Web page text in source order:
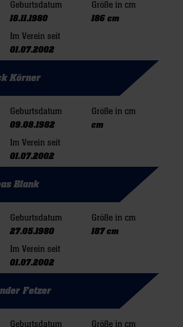
Geburtsdatum
18.11.1980
Größe in cm
186 cm
Im Verein seit
01.07.2002
Körner
Geburtsdatum
09.08.1982
Größe in cm
cm
Im Verein seit
01.07.2002
Blank
Geburtsdatum
27.05.1980
Größe in cm
187 cm
Im Verein seit
01.07.2002
Fetzer
Geburtsdatum Größe in cm